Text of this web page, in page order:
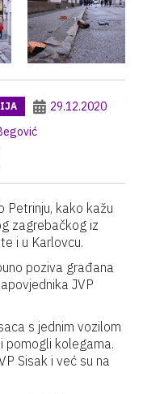
29.12.2020
Petrinju, kako kažu
zagrebačkog iz
i u Karlovcu.
poziva građana
JVP
s jednim vozilom
pomogli kolegama.
Sisak i već su na